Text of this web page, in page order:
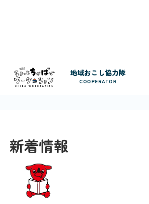
地域おこし協力隊
COOPERATOR
新着情報